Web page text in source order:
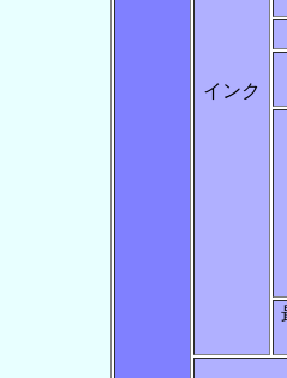
インク